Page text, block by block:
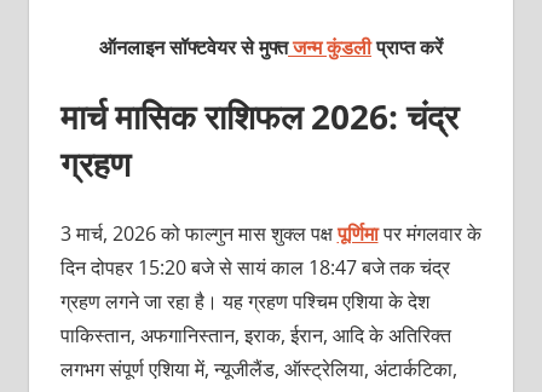
ऑनलाइन सॉफ्टवेयर से मुफ्तजन्म कुंडलीप्राप्त करें
मार्च मासिक राशिफल 2026: चंद्र
ग्रहण
3 मार्च, 2026 को फाल्गुन मास शुक्ल पक्षपूर्णिमापर मंगलवार के
दिन दोपहर 15:20 बजे से सायं काल 18:47 बजे तक चंद्र
ग्रहण लगने जा रहा है। यह ग्रहण पश्चिम एशिया के देश
पाकिस्तान, अफगानिस्तान, इराक, ईरान, आदि के अतिरिक्त
लगभग संपूर्ण एशिया में, न्यूजीलैंड, ऑस्ट्रेलिया, अंटार्कटिका,